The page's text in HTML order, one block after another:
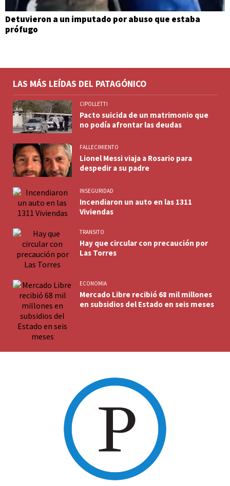
Detuvieron a un imputado por abuso que estaba
prófugo
LAS MÁS LEÍDAS DEL PATAGÓNICO
CIPOLLETTI
Pacto suicida de un matrimonio que
no podía afrontar las deudas
FALLECIMIENTO
Lionel Messi viaja a Rosario para
despedir a su padre
INSEGURIDAD
Incendiaron un auto en las 1311
Viviendas
TRANSITO
Hay que circular con precaución por
Las Torres
ECONOMIA
Mercado Libre recibió 68 mil millones
en subsidios del Estado en seis meses